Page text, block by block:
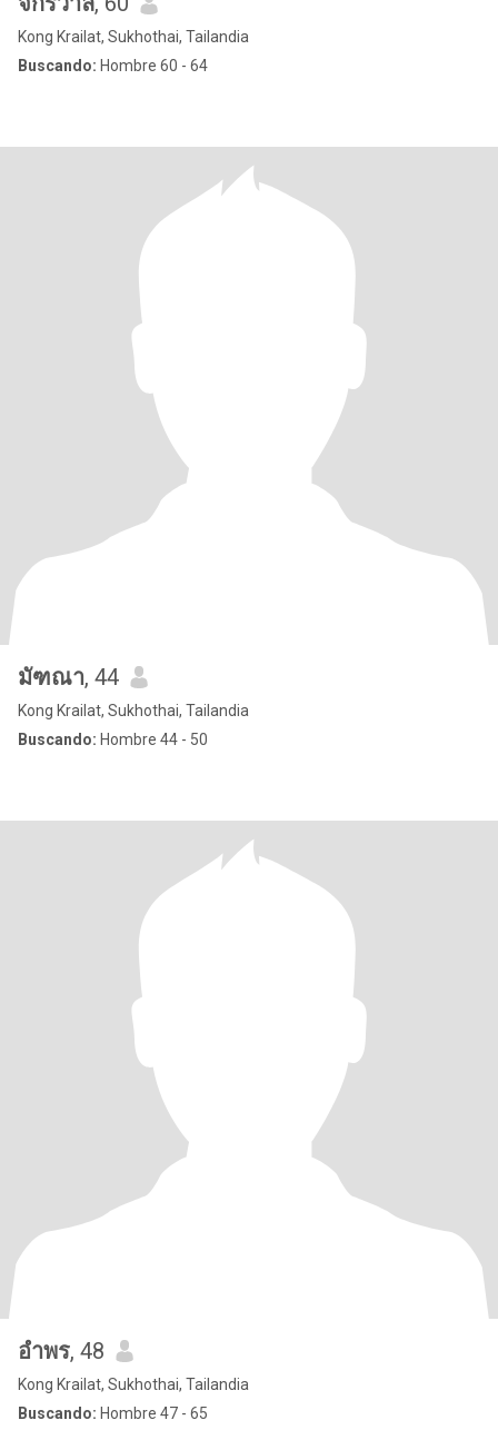
Kong Krailat, Sukhothai, Tailandia
Buscando: Hombre 60 - 64
มัฑณา, 44
Kong Krailat, Sukhothai, Tailandia
Buscando: Hombre 44 - 50
อําพร, 48
Kong Krailat, Sukhothai, Tailandia
Buscando: Hombre 47 - 65